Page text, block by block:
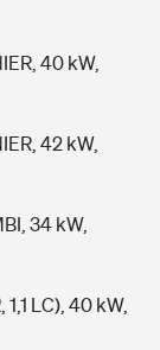
40 kW,
42 kW,
34 kW,
LC), 40 kW,